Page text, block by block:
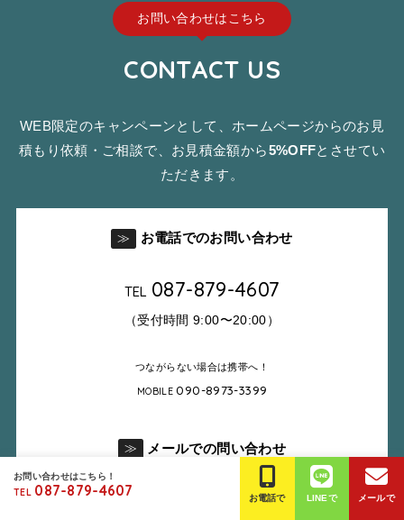
お問い合わせはこちら
CONTACT US
WEB限定のキャンペーンとして、ホームページからのお見
積もり依頼・ご相談で、お見積金額から5%OFFとさせてい
ただきます。
≫ お電話でのお問い合わせ
TEL 087-879-4607
（受付時間 9:00〜20:00）
つながらない場合は携帯へ！
MOBILE090-8973-3399
≫ メールでの問い合わせ
お問い合わせ
お問い合わせはこちら！
TEL 087-879-4607 お電話で LINEで メールで